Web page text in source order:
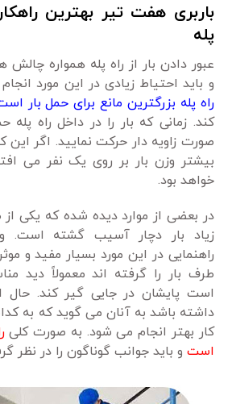
باربری هفت تیر بهترین
پله
عبور دادن بار از راه پله همواره
و باید احتیاط زیادی در این مورد
راه پله بزرگترین مانع برای حمل بار
کند. زمانی که بار را در داخل راه
صورت زاویه دار حرکت نمایید. اگر این
بیشتر وزن بار بر روی یک نفر می
خواهد بود.
در بعضی از موارد دیده شده که یکی
زیاد بار دچار آسیب گشته است.
راهنمایی در این مورد بسیار مفید و
طرف بار را گرفته اند معمولاً دید
است پایشان در جایی گیر کند. حال
داشته باشد به آنان می گوید که به
کار بهتر انجام می شود. به صورت کلی
است و باید جوانب گوناگون را در نظر